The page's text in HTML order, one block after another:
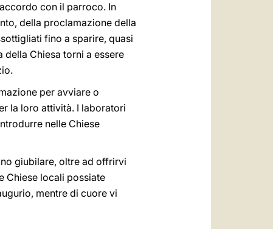
con il parroco. In
della proclamazione della
fino a sparire, quasi
Chiesa torni a essere
per avviare o
la loro attività. I laboratori
nelle Chiese
giubilare, oltre ad offrirvi
Chiese locali possiate
mentre di cuore vi